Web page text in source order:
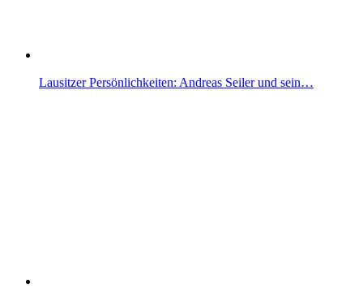
Lausitzer Persönlichkeiten: Andreas Seiler und sein…